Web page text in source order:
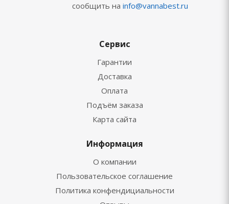
сообщить на info@vannabest.ru
Сервис
Гарантии
Доставка
Оплата
Подъём заказа
Карта сайта
Информация
О компании
Пользовательское соглашение
Политика конфендициальности